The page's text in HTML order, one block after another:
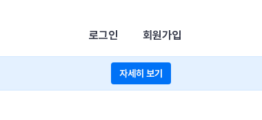
로그인 회원가입
자세히 보기